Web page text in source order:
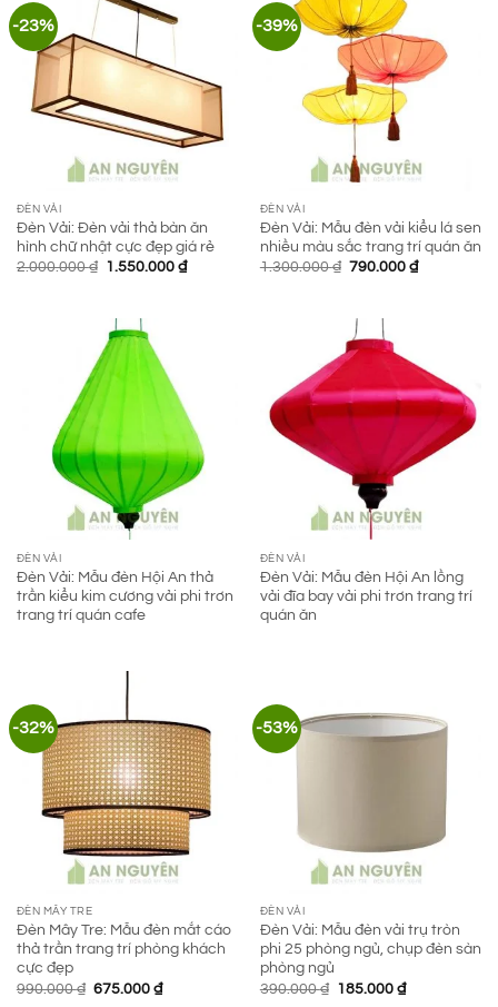
-23%
ĐÈN VẢI
Đèn Vải: Đèn vải thả bàn ăn
hình chữ nhật cực đẹp giá rẻ
2.000.000₫ Giá
1.550.000 ₫Giá
-39%
ĐÈN VẢI
Đèn Vải: Mẫu đèn vải kiểu lá sen
nhiều màu sắc trang trí quán ăn
1.300.000₫ Giá
790.000 ₫Giá
ĐÈN VẢI
Đèn Vải: Mẫu đèn Hội An thả
trần kiểu kim cương vải phi trơn
trang trí quán cafe
ĐÈN VẢI
Đèn Vải: Mẫu đèn Hội An lồng
vải đĩa bay vải phi trơn trang trí
quán ăn
-32%
ĐÈN MÂY TRE
Đèn Mây Tre: Mẫu đèn mắt cáo
thả trần trang trí phòng khách
cực đẹp
990.000₫ Giá
675.000 ₫Giá
-53%
ĐÈN VẢI
Đèn Vải: Mẫu đèn vải trụ tròn
phi 25 phòng ngủ, chụp đèn sàn
phòng ngủ
390.000₫ Giá
185.000 ₫Giá